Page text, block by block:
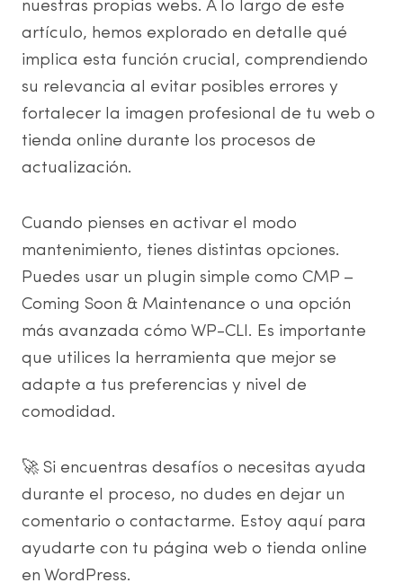
nuestras propias webs. A lo largo de este
artículo, hemos explorado en detalle qué
implica esta función crucial, comprendiendo
su relevancia al evitar posibles errores y
fortalecer la imagen profesional de tu web o
tienda online durante los procesos de
actualización.
Cuando pienses en activar el modo
mantenimiento, tienes distintas opciones.
Puedes usar un plugin simple como CMP –
Coming Soon & Maintenance o una opción
más avanzada cómo WP-CLI. Es importante
que utilices la herramienta que mejor se
adapte a tus preferencias y nivel de
comodidad.
🚀 Si encuentras desafíos o necesitas ayuda
durante el proceso, no dudes en dejar un
comentario o contactarme. Estoy aquí para
ayudarte con tu página web o tienda online
en WordPress.